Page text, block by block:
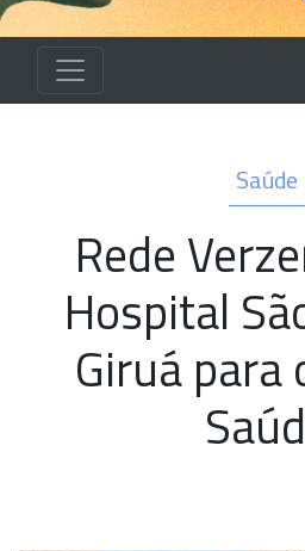
Saúde
Rede
Hospital
Giruá para